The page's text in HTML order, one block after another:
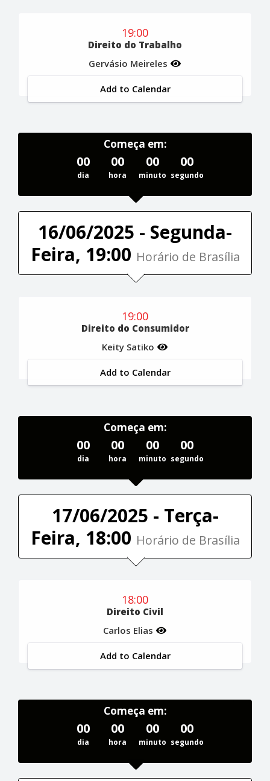
19:00
Direito do Trabalho
Gervásio Meireles
Add to Calendar
Começa em:
00
dia
00
hora
00
minuto
00
segundo
16/06/2025 - Segunda-
Feira, 19:00 Horário de Brasília
19:00
Direito do Consumidor
Keity Satiko
Add to Calendar
Começa em:
00
dia
00
hora
00
minuto
00
segundo
17/06/2025 - Terça-
Feira, 18:00 Horário de Brasília
18:00
Direito Civil
Carlos Elias
Add to Calendar
Começa em:
00
dia
00
hora
00
minuto
00
segundo